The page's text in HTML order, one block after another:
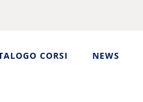
CORSI NEWS